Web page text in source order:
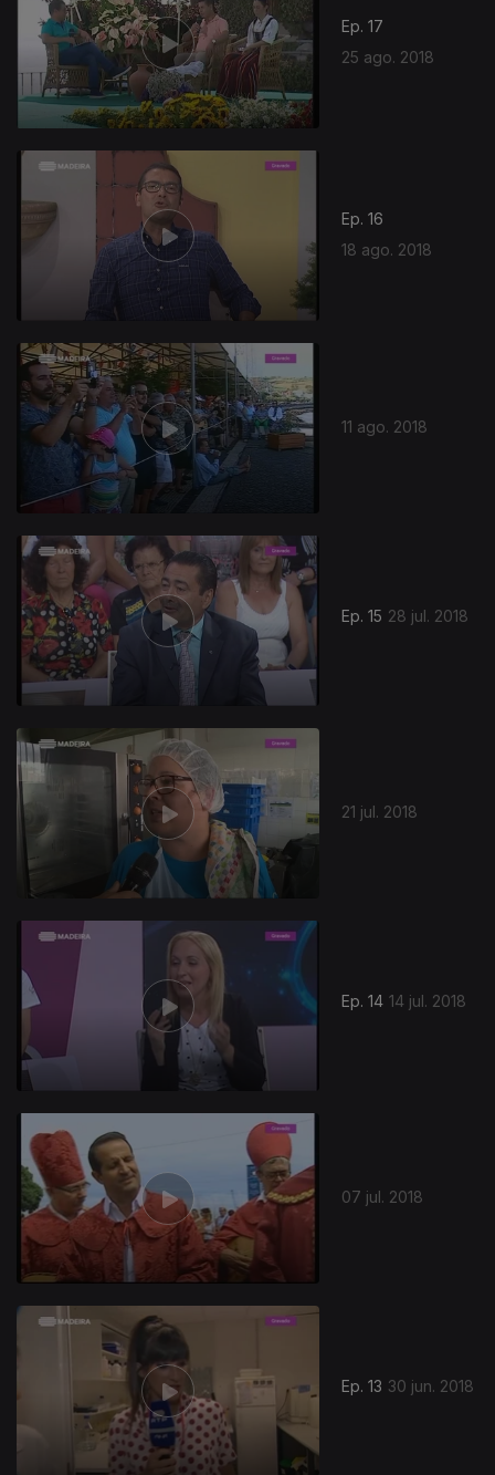
Ep. 17
25 ago. 2018
Ep. 16
18 ago. 2018
11 ago. 2018
Ep. 15 28 jul. 2018
358742
21 jul. 2018
Ep. 14 14 jul. 2018
07 jul. 2018
Ep. 13 30 jun. 2018